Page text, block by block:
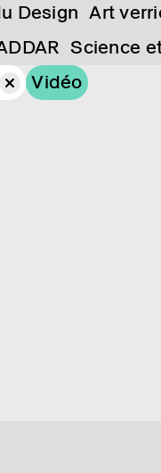
Design Art
Science
Vidéo